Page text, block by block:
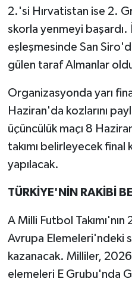
2.'si Hırvatistan ise 2.
skorla yenmeyi başardı.
eşleşmesinde San
gülen taraf Almanlar
Organizasyonda yarı
Haziran'da kozlarını
üçüncülük maçı 8
takımı belirleyecek final
yapılacak.
TÜRKİYE'NİN RAKİBİ
A Milli Futbol Takımı'nın
Avrupa Elemeleri'ndeki
kazanacak. Milliler,
elemeleri E Grubu'nda